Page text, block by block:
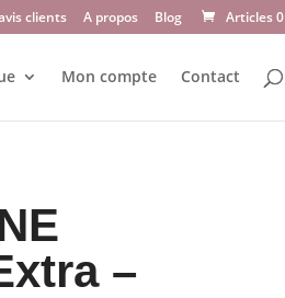
clients A propos Blog Articles 0
Mon compte Contact
–